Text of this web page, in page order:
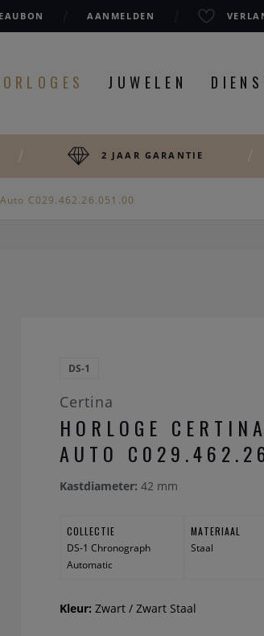
AANMELDEN
JUWELEN
2 JAAR GARANTIE
C029.462.26.051.00
DS-1
Certina
HORLOGE
AUTO
Kastdiameter: 42 mm
COLLECTIE
DS-1 Chronograph
Automatic
MATERIAAL
Staal
Kleur: Zwart / Zwart Staal